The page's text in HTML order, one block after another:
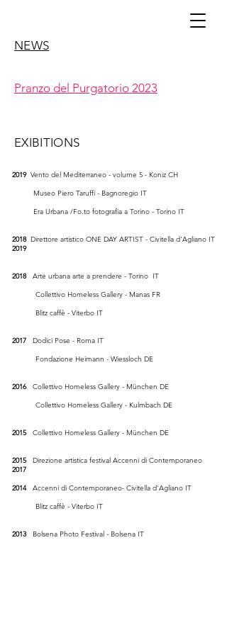
NEWS
Pranzo del Purgatorio 2023
EXIBITIONS
2019 Vento del Mediterraneo - volume 5 - Koniz CH
Museo Piero Taruffi - Bagnoregio IT
Era Urbana /Fo.to fotografia a Torino - Torino IT
2018 Direttore artistico ONE DAY ARTIST - Civitella d'Agliano IT
2019
2018Arte urbana arte a prendere - Torino IT
Collettivo Homeless Gallery - Manas FR
Blitz caffè - Viterbo IT
2017 Dodici Pose - Roma IT
Fondazione Heimann - Wiessloch DE
2016 Collettivo Homeless Gallery - München DE
Collettivo Homeless Gallery - Kulmbach DE
2015 Collettivo Homeless Gallery - München DE
2015 Direzione artistica festival Accenni di Contemporaneo
2017
2014 Accenni di Contemporaneo- Civitella d'Agliano IT
Blitz caffè - Viterbo IT
2013 Bolsena Photo Festival - Bolsena IT